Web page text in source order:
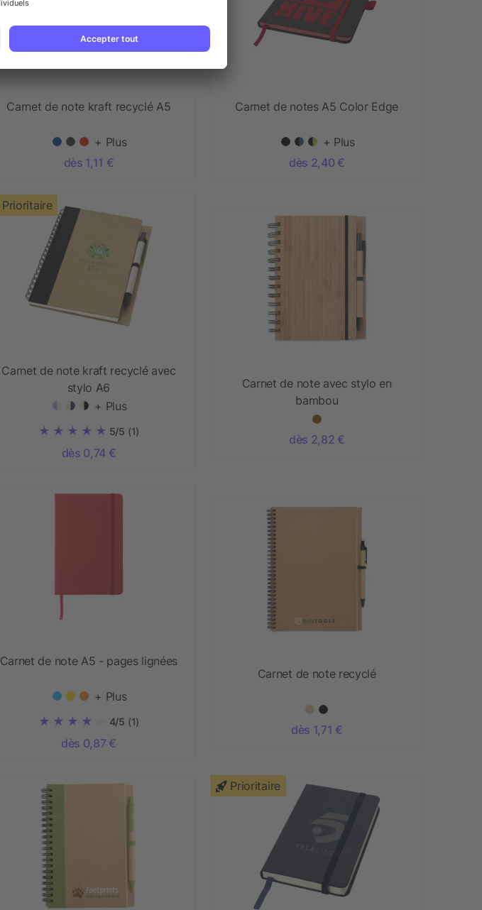
Carnet de note kraft recyclé A5
+ Plus
dès 1,11 €
Carnet de notes A5 Color Edge
+ Plus
dès 2,40 €
Prioritaire
Carnet de note kraft recyclé avec
stylo A6
+ Plus
5/5 (1)
dès 0,74 €
Carnet de note avec stylo en
bambou
dès 2,82 €
Carnet de note A5 - pages lignées
+ Plus
4/5 (1)
dès 0,87 €
Carnet de note recyclé
dès 1,71 €
Prioritaire